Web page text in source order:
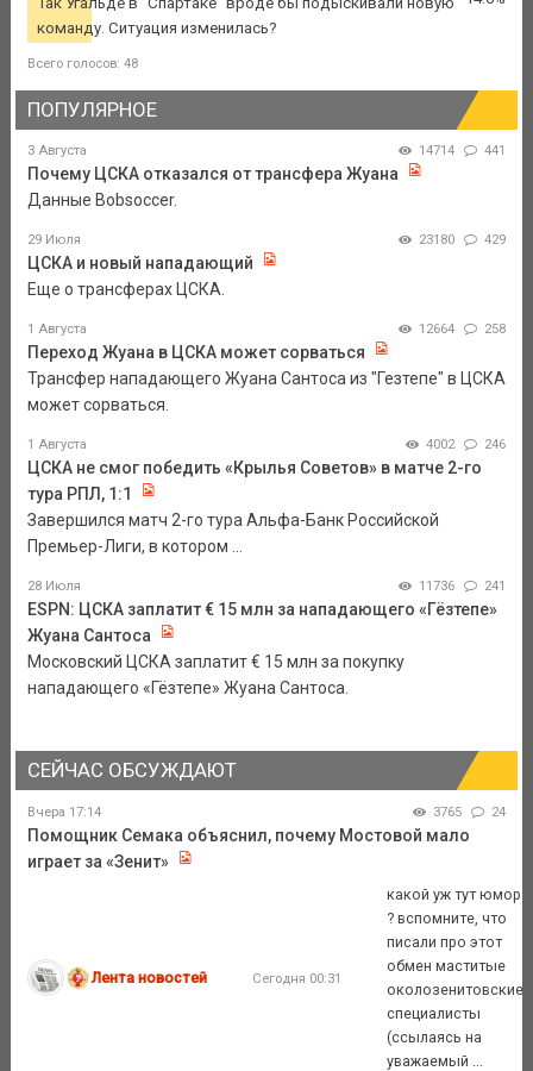
команду. Ситуация изменилась?
Всего голосов: 48
ПОПУЛЯРНОЕ
3 Августа 14714 441
Почему ЦСКА отказался от трансфера Жуана
Данные Bobsoccer.
29 Июля 23180 429
ЦСКА и новый нападающий
Еще о трансферах ЦСКА.
1 Августа 12664 258
Переход Жуана в ЦСКА может сорваться
Трансфер нападающего Жуана Сантоса из "Гезтепе" в ЦСКА
может сорваться.
1 Августа 4002 246
ЦСКА не смог победить «Крылья Советов» в матче 2-го
тура РПЛ, 1:1
Завершился матч 2-го тура Альфа-Банк Российской
Премьер-Лиги, в котором ...
28 Июля 11736 241
ESPN: ЦСКА заплатит € 15 млн за нападающего «Гёзтепе»
Жуана Сантоса
Московский ЦСКА заплатит € 15 млн за покупку
нападающего «Гёзтепе» Жуана Сантоса.
СЕЙЧАС ОБСУЖДАЮТ
Вчера 17:14 3765 24
Помощник Семака объяснил, почему Мостовой мало
играет за «Зенит»
Лента новостей Сегодня 00:31
какой уж тут юмор
? вспомните, что
писали про этот
обмен маститые
околозенитовские
специалисты
(ссылаясь на
уважаемый ...